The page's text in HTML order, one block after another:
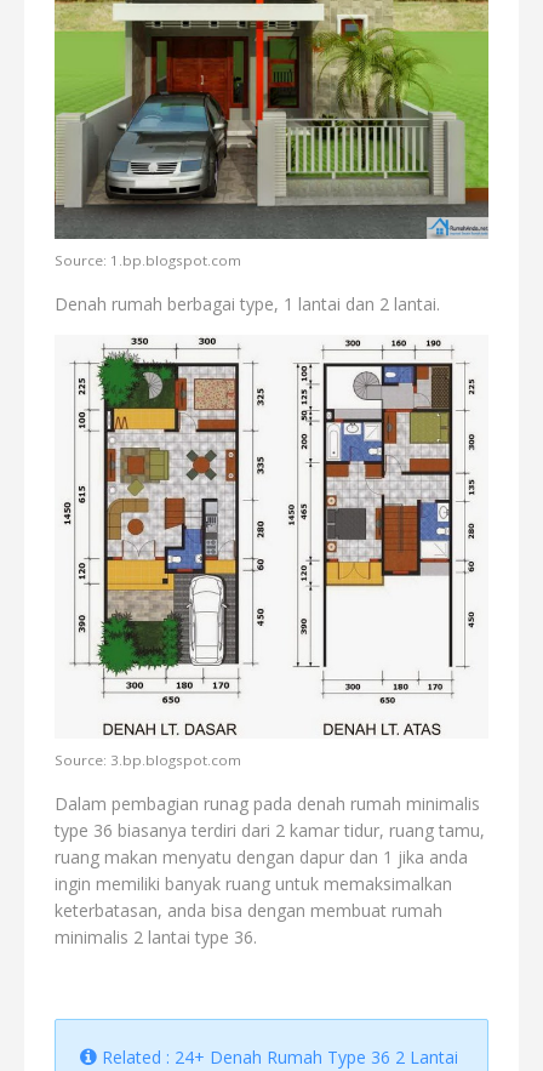
Source: 1.bp.blogspot.com
Denah rumah berbagai type, 1 lantai dan 2 lantai.
Source: 3.bp.blogspot.com
Dalam pembagian runag pada denah rumah minimalis
type 36 biasanya terdiri dari 2 kamar tidur, ruang tamu,
ruang makan menyatu dengan dapur dan 1 jika anda
ingin memiliki banyak ruang untuk memaksimalkan
keterbatasan, anda bisa dengan membuat rumah
minimalis 2 lantai type 36.
Related : 24+ Denah Rumah Type 36 2 Lantai